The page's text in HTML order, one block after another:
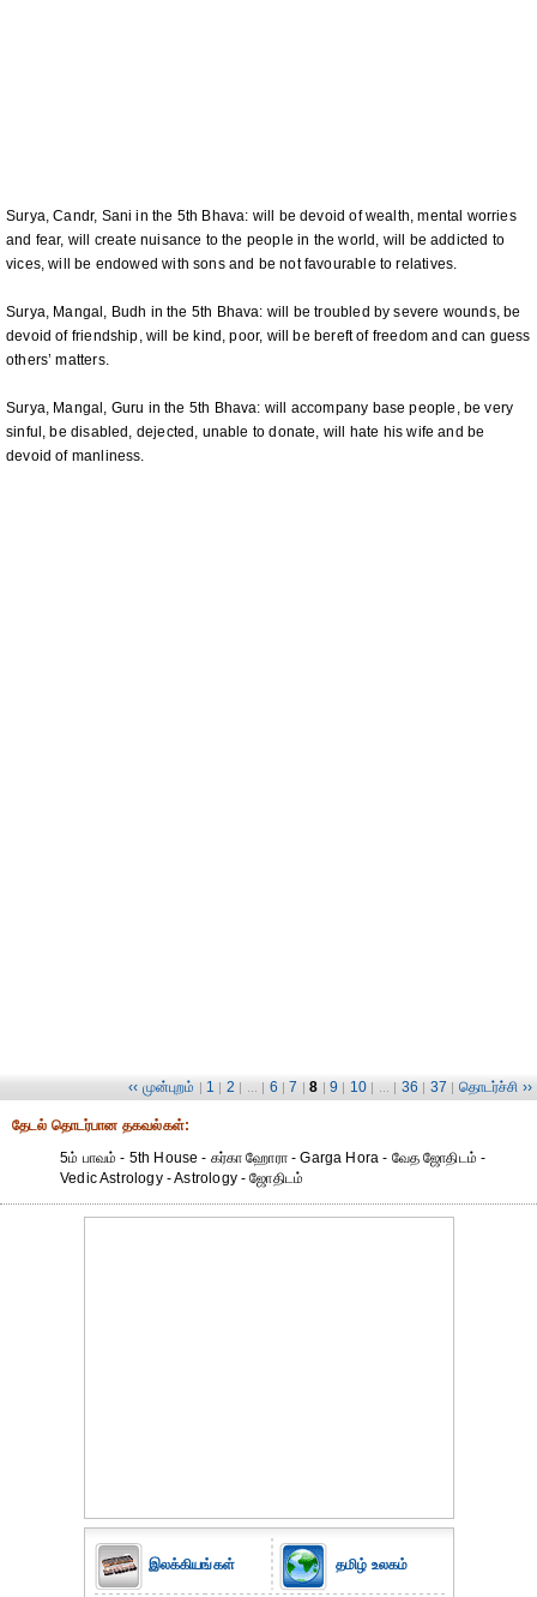
Surya, Candr, Sani in the 5th Bhava: will be devoid of wealth, mental worries
and fear, will create nuisance to the people in the world, will be addicted to
vices, will be endowed with sons and be not favourable to relatives.
Surya, Mangal, Budh in the 5th Bhava: will be troubled by severe wounds, be
devoid of friendship, will be kind, poor, will be bereft of freedom and can guess
others’ matters.
Surya, Mangal, Guru in the 5th Bhava: will accompany base people, be very
sinful, be disabled, dejected, unable to donate, will hate his wife and be
devoid of manliness.
‹‹ முன்புறம் | 1 | 2 | ... | 6 | 7 | 8 | 9 | 10 | ... | 36 | 37 | தொடர்ச்சி ››
தேட‌ல் தொட‌ர்பான தகவ‌ல்க‌ள்:
5ம் பாவம் - 5th House - கர்கா ஹோரா - Garga Hora - வேத ஜோதிடம் -
Vedic Astrology - Astrology - ஜோதிடம்
இலக்கியங்கள் தமிழ் உலகம்